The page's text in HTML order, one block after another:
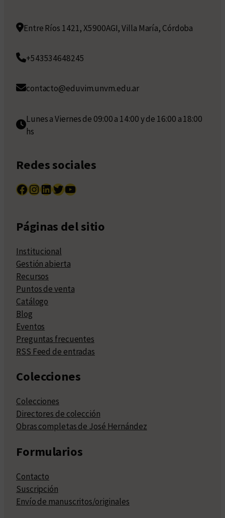
Entre Ríos 1421, X5900AGI, Villa María, Córdoba
+543534648245
contacto@eduvim.unvm.edu.ar
Lunes a Viernes de 09:00 a 14:00 y de 16:00 a 18:00
hs
Redes sociales
Facebook InstagramLinkedIn Twitter YouTube
Páginas del sitio
Institucional
Gestión abierta
Recursos
Puntos de venta
Catálogo
Blog
Eventos
Preguntas frecuentes
RSS Feed de entradas
Colecciones
Colecciones
Directores de colección
Obras completas de José Hernández
Formularios
Contacto
Suscripción
Envío de manuscritos/originales